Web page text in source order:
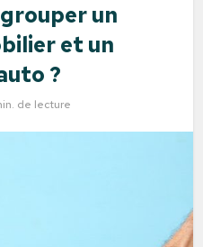
un
et un
?
de lecture